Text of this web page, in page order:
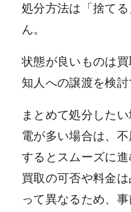
処分方法は「捨て
ん。
状態が良いものは
知人への譲渡を検討
まとめて処分した
電が多い場合は、
するとスムーズに進
買取の可否や料金
って異なるため、